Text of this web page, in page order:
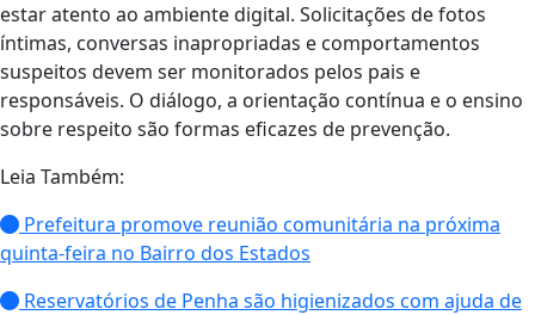
estar atento ao ambiente digital. Solicitações de fotos
íntimas, conversas inapropriadas e comportamentos
suspeitos devem ser monitorados pelos pais e
responsáveis. O diálogo, a orientação contínua e o ensino
sobre respeito são formas eficazes de prevenção.
Leia Também:
Prefeitura promove reunião comunitária na próxima
quinta-feira no Bairro dos Estados
Reservatórios de Penha são higienizados com ajuda de